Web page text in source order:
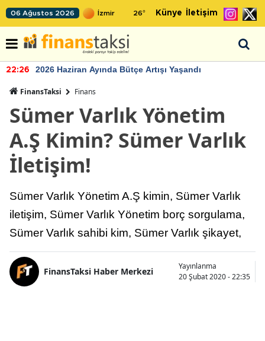
06 Ağustos 2026 26° Künye İletişim
22:26 2026 Haziran Ayında Bütçe Artışı Yaşandı
FinansTaksi Finans
Sümer Varlık Yönetim
A.Ş Kimin? Sümer Varlık
İletişim!
Sümer Varlık Yönetim A.Ş kimin, Sümer Varlık
iletişim, Sümer Varlık Yönetim borç sorgulama,
Sümer Varlık sahibi kim, Sümer Varlık şikayet,
FinansTaksi Haber Merkezi
Yayınlanma
20 Şubat 2020 - 22:35